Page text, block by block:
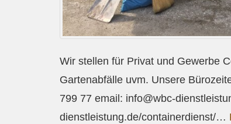
Wir stellen für Privat und Gewerbe
Gartenabfälle uvm. Unsere
799 77 email: info@wbc-
dienstleistung.de/containerdienst/…